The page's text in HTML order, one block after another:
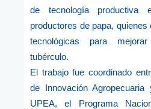
de tecnología productiva
productores de papa,
tecnológicas para
tubérculo.
El trabajo fue coordinado
de Innovación
UPEA, el Programa